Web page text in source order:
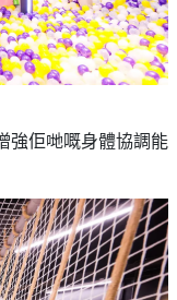
強佢哋嘅身體協調能